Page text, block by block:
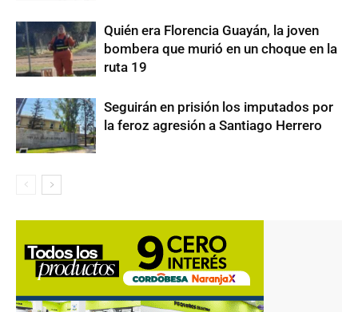
Quién era Florencia Guayán, la joven
bombera que murió en un choque en la
ruta 19
Seguirán en prisión los imputados por
la feroz agresión a Santiago Herrero